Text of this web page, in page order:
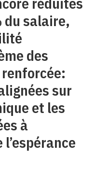
du salaire,
des
sur
et les
à